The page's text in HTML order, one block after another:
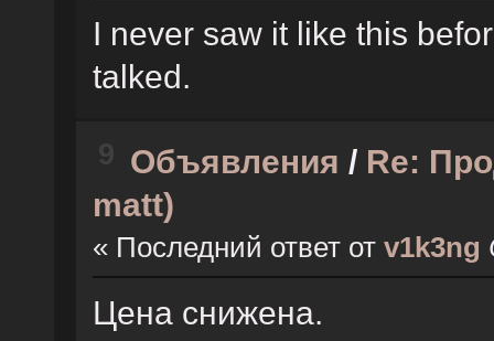
I never saw it like this
talked.
9 Объявления / Re:
matt)
« Последний ответ от v1k3ng
Цена снижена.